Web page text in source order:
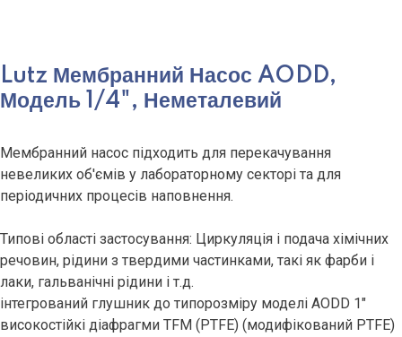
Lutz Мембранний Насос AODD,
Модель 1/4", Неметалевий
Мембранний насос підходить для перекачування
невеликих об'ємів у лабораторному секторі та для
періодичних процесів наповнення.
Типові області застосування: Циркуляція і подача хімічних
речовин, рідини з твердими частинками, такі як фарби і
лаки, гальванічні рідини і т.д.
інтегрований глушник до типорозміру моделі AODD 1"
високостійкі діафрагми TFM (PTFE) (модифікований PTFE)